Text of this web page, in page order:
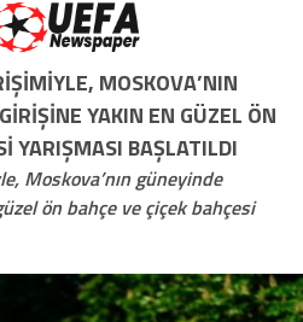
MOSKOVA’NIN
YAKIN EN GÜZEL ÖN
YARIŞMASI BAŞLATILDI
Moskova’nın güneyinde
ön bahçe ve çiçek bahçesi